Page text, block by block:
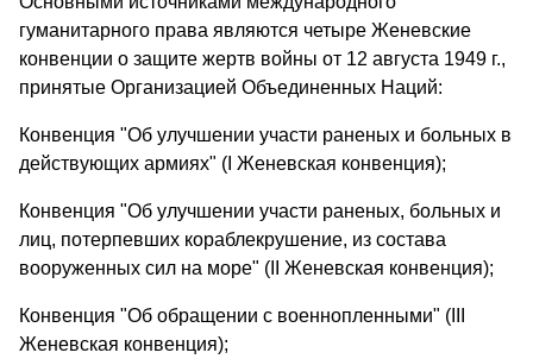
гуманитарного права являются четыре Женевские
конвенции о защите жертв войны от 12 августа 1949 г.,
принятые Организацией Объединенных Наций:
Конвенция "Об улучшении участи раненых и больных в
действующих армиях" (I Женевская конвенция);
Конвенция "Об улучшении участи раненых, больных и
лиц, потерпевших кораблекрушение, из состава
вооруженных сил на море" (II Женевская конвенция);
Конвенция "Об обращении с военнопленными" (III
Женевская конвенция);